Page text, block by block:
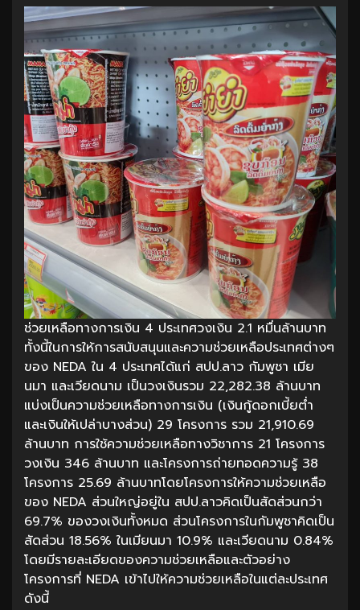
ช่วยเหลือทางการเงิน 4 ประเทศวงเงิน 2.1 หมื่นล้านบาท
ทั้งนี้ในการให้การสนับสนุนและความช่วยเหลือประเทศต่างๆ
ของ NEDA ใน 4 ประเทศได้แก่ สปป.ลาว กัมพูชา เมีย
นมา และเวียดนาม เป็นวงเงินรวม 22,282.38 ล้านบาท
แบ่งเป็นความช่วยเหลือทางการเงิน (เงินกู้ดอกเบี้ยต่ำ
และเงินให้เปล่าบางส่วน) 29 โครงการ รวม 21,910.69
ล้านบาท การใช้ความช่วยเหลือทางวิชาการ 21 โครงการ
วงเงิน 346 ล้านบาท และโครงการถ่ายทอดความรู้ 38
โครงการ 25.69 ล้านบาทโดยโครงการให้ความช่วยเหลือ
ของ NEDA ส่วนใหญ่อยู่ใน สปป.ลาวคิดเป็นสัดส่วนกว่า
69.7% ของวงเงินทั้งหมด ส่วนโครงการในกัมพูชาคิดเป็น
สัดส่วน 18.56% ในเมียนมา 10.9% และเวียดนาม 0.84%
โดยมีรายละเอียดของความช่วยเหลือและตัวอย่าง
โครงการที่ NEDA เข้าไปให้ความช่วยเหลือในแต่ละประเทศ
ดังนี้